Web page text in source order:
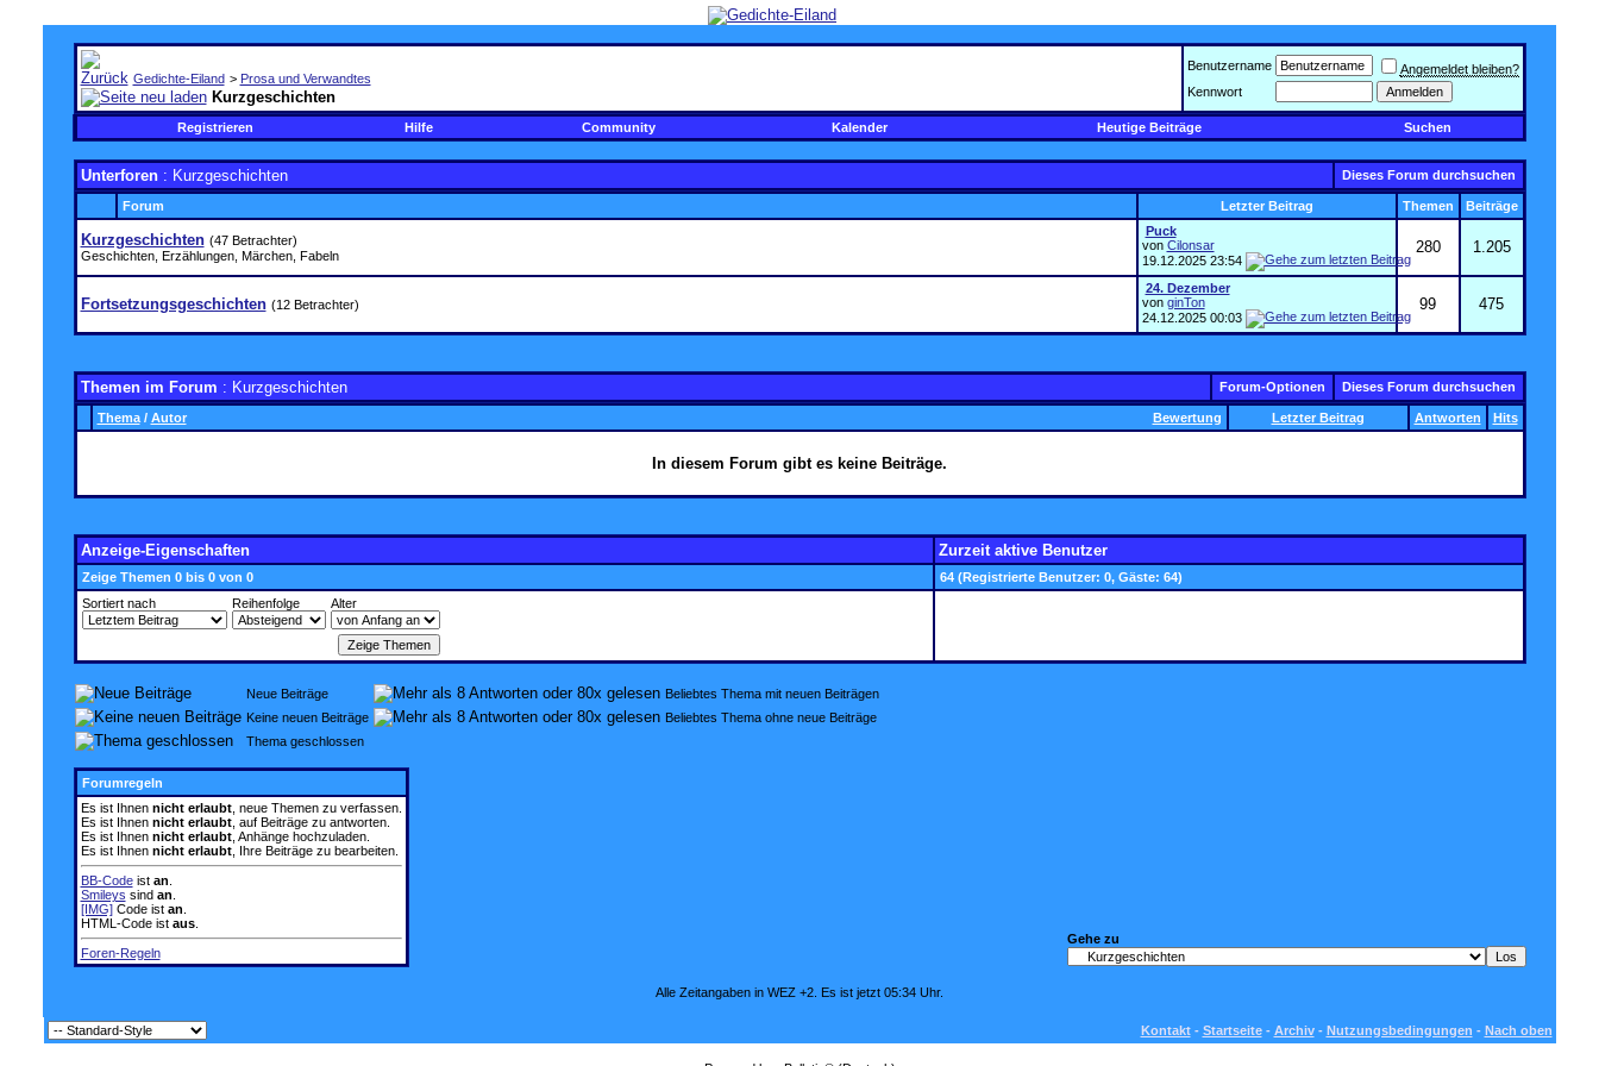
Gedichte-Eiland > Prosa und Verwandtes
Kurzgeschichten
Benutzername
Angemeldet bleiben?
Kennwort
Registrieren Hilfe Community Kalender Heutige Beiträge Suchen
Unterforen: Kurzgeschichten Dieses Forum durchsuchen
Forum Letzter Beitrag Themen Beiträge
Kurzgeschichten (47 Betrachter)
Geschichten, Erzählungen, Märchen, Fabeln
Puck
von Cilonsar
19.12.2025 23:54
280 1.205
Fortsetzungsgeschichten (12 Betrachter)
24. Dezember
von ginTon
24.12.2025 00:03
99 475
Themen im Forum : Kurzgeschichten Forum-Optionen Dieses Forum durchsuchen
Bewertung
Thema/ Autor Letzter Beitrag Antworten Hits
In diesem Forum gibt es keine Beiträge.
Anzeige-Eigenschaften Zurzeit aktive Benutzer
Zeige Themen 0 bis 0 von 0
64 (Registrierte Benutzer: 0, Gäste: 64)
Sortiert nach
Reihenfolge Alter
Neue Beiträge
Beliebtes Thema mit neuen Beiträgen
Keine neuen Beiträge
Beliebtes Thema ohne neue Beiträge
Thema geschlossen
Forumregeln
Es ist Ihnen nicht erlaubt, neue Themen zu verfassen.
Es ist Ihnen nicht erlaubt, auf Beiträge zu antworten.
Es ist Ihnen nicht erlaubt, Anhänge hochzuladen.
Es ist Ihnen nicht erlaubt, Ihre Beiträge zu bearbeiten.
BB-Codeist an
Smileys sind an
[IMG]Code ist an
HTML-Code ist aus.
Foren-Regeln
Gehe zu
Alle Zeitangaben in WEZ +2. Es ist jetzt 05:34 Uhr.
Kontakt- Startseite- Archiv- Nutzungsbedingungen - Nach oben